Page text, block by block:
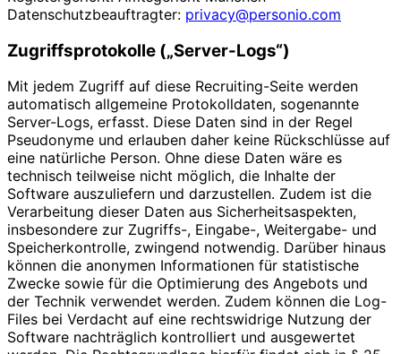
Datenschutzbeauftragter: privacy@personio.com
Zugriffsprotokolle („Server-Logs“)
Mit jedem Zugriff auf diese Recruiting-Seite werden
automatisch allgemeine Protokolldaten, sogenannte
Server-Logs, erfasst. Diese Daten sind in der Regel
Pseudonyme und erlauben daher keine Rückschlüsse auf
eine natürliche Person. Ohne diese Daten wäre es
technisch teilweise nicht möglich, die Inhalte der
Software auszuliefern und darzustellen. Zudem ist die
Verarbeitung dieser Daten aus Sicherheitsaspekten,
insbesondere zur Zugriffs-, Eingabe-, Weitergabe- und
Speicherkontrolle, zwingend notwendig. Darüber hinaus
können die anonymen Informationen für statistische
Zwecke sowie für die Optimierung des Angebots und
der Technik verwendet werden. Zudem können die Log-
Files bei Verdacht auf eine rechtswidrige Nutzung der
Software nachträglich kontrolliert und ausgewertet